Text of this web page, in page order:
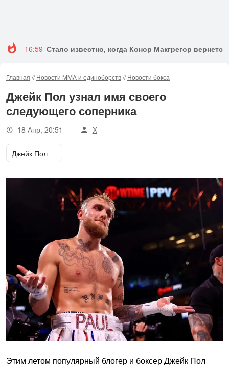
16:59 Стало известно, когда Конор Макгрегор вернется
Главная //Новости MMA и единоборств//Новости бокса
Джейк Пол узнал имя своего
следующего соперника
18 Апр, 20:51 Х
Джейк Пол
Этим летом популярный блогер и боксер Джейк Пол